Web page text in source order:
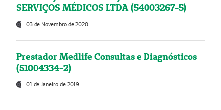
SERVIÇOS MÉDICOS LTDA (54003267-5)
03 de Novembro de 2020
Prestador Medlife Consultas e Diagnósticos
(51004334-2)
01 de Janeiro de 2019